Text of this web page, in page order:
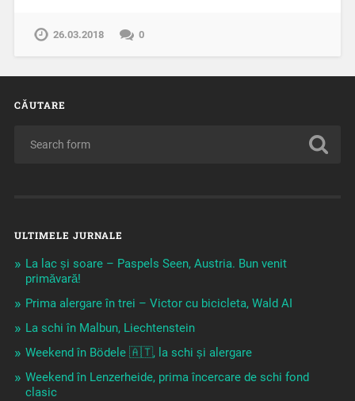
26.03.2018 0
CĂUTARE
ULTIMELE JURNALE
La lac și soare – Paspels Seen, Austria. Bun venit
primăvară!
Prima alergare în trei – Victor cu bicicleta, Wald AI
La schi în Malbun, Liechtenstein
Weekend în Bödele 🇦🇹, la schi și alergare
Weekend în Lenzerheide, prima încercare de schi fond
clasic